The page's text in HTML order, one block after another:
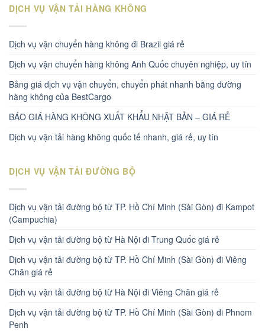
DỊCH VỤ VẬN TẢI HÀNG KHÔNG
Dịch vụ vận chuyển hàng không đi Brazil giá rẻ
Dịch vụ vận chuyển hàng không Anh Quốc chuyên nghiệp, uy tín
Bảng giá dịch vụ vận chuyển, chuyển phát nhanh bằng đường
hàng không của BestCargo
BÁO GIÁ HÀNG KHÔNG XUẤT KHẨU NHẬT BẢN – GIÁ RẺ
Dịch vụ vận tải hàng không quốc tế nhanh, giá rẻ, uy tín
DỊCH VỤ VẬN TẢI ĐƯỜNG BỘ
Dịch vụ vận tải đường bộ từ TP. Hồ Chí Minh (Sài Gòn) đi Kampot
(Campuchia)
Dịch vụ vận tải đường bộ từ Hà Nội đi Trung Quốc giá rẻ
Dịch vụ vận tải đường bộ từ TP. Hồ Chí Minh (Sài Gòn) đi Viêng
Chăn giá rẻ
Dịch vụ vận tải đường bộ từ Hà Nội đi Viêng Chăn giá rẻ
Dịch vụ vận tải đường bộ từ TP. Hồ Chí Minh (Sài Gòn) đi Phnom
Penh